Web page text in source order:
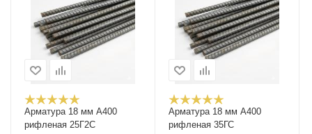
Арматура 18 мм А400
рифленая 25Г2С
Арматура 18 мм А400
рифленая 35ГС